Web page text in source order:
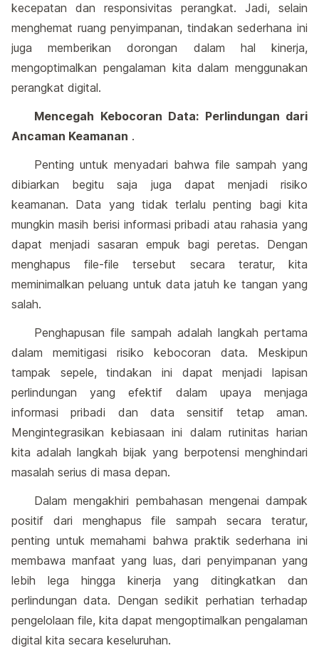
kecepatan dan responsivitas perangkat. Jadi, selain
menghemat ruang penyimpanan, tindakan sederhana ini
juga memberikan dorongan dalam hal kinerja,
mengoptimalkan pengalaman kita dalam menggunakan
perangkat digital.
Mencegah Kebocoran Data: Perlindungan dari
Ancaman Keamanan .
Penting untuk menyadari bahwa file sampah yang
dibiarkan begitu saja juga dapat menjadi risiko
keamanan. Data yang tidak terlalu penting bagi kita
mungkin masih berisi informasi pribadi atau rahasia yang
dapat menjadi sasaran empuk bagi peretas. Dengan
menghapus file-file tersebut secara teratur, kita
meminimalkan peluang untuk data jatuh ke tangan yang
salah.
Penghapusan file sampah adalah langkah pertama
dalam memitigasi risiko kebocoran data. Meskipun
tampak sepele, tindakan ini dapat menjadi lapisan
perlindungan yang efektif dalam upaya menjaga
informasi pribadi dan data sensitif tetap aman.
Mengintegrasikan kebiasaan ini dalam rutinitas harian
kita adalah langkah bijak yang berpotensi menghindari
masalah serius di masa depan.
Dalam mengakhiri pembahasan mengenai dampak
positif dari menghapus file sampah secara teratur,
penting untuk memahami bahwa praktik sederhana ini
membawa manfaat yang luas, dari penyimpanan yang
lebih lega hingga kinerja yang ditingkatkan dan
perlindungan data. Dengan sedikit perhatian terhadap
pengelolaan file, kita dapat mengoptimalkan pengalaman
digital kita secara keseluruhan.